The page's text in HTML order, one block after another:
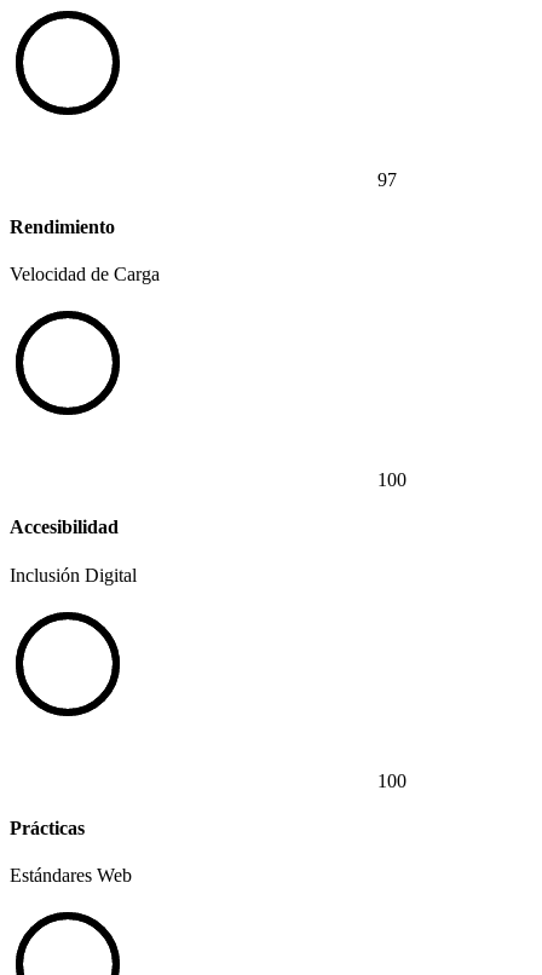
97
Rendimiento
Velocidad de Carga
100
Accesibilidad
Inclusión Digital
100
Prácticas
Estándares Web